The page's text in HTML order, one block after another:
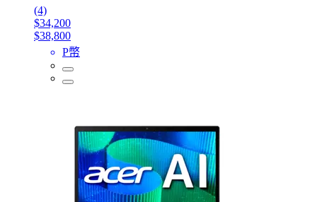
(4)
$34,200
$38,800
P幣